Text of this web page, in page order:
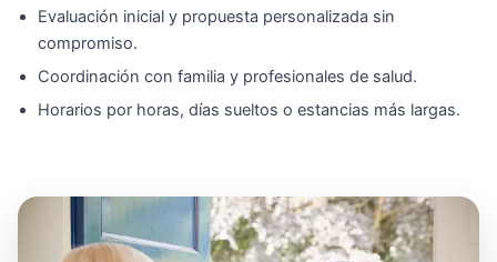
Evaluación inicial y propuesta personalizada sin
compromiso.
Coordinación con familia y profesionales de salud.
Horarios por horas, días sueltos o estancias más largas.